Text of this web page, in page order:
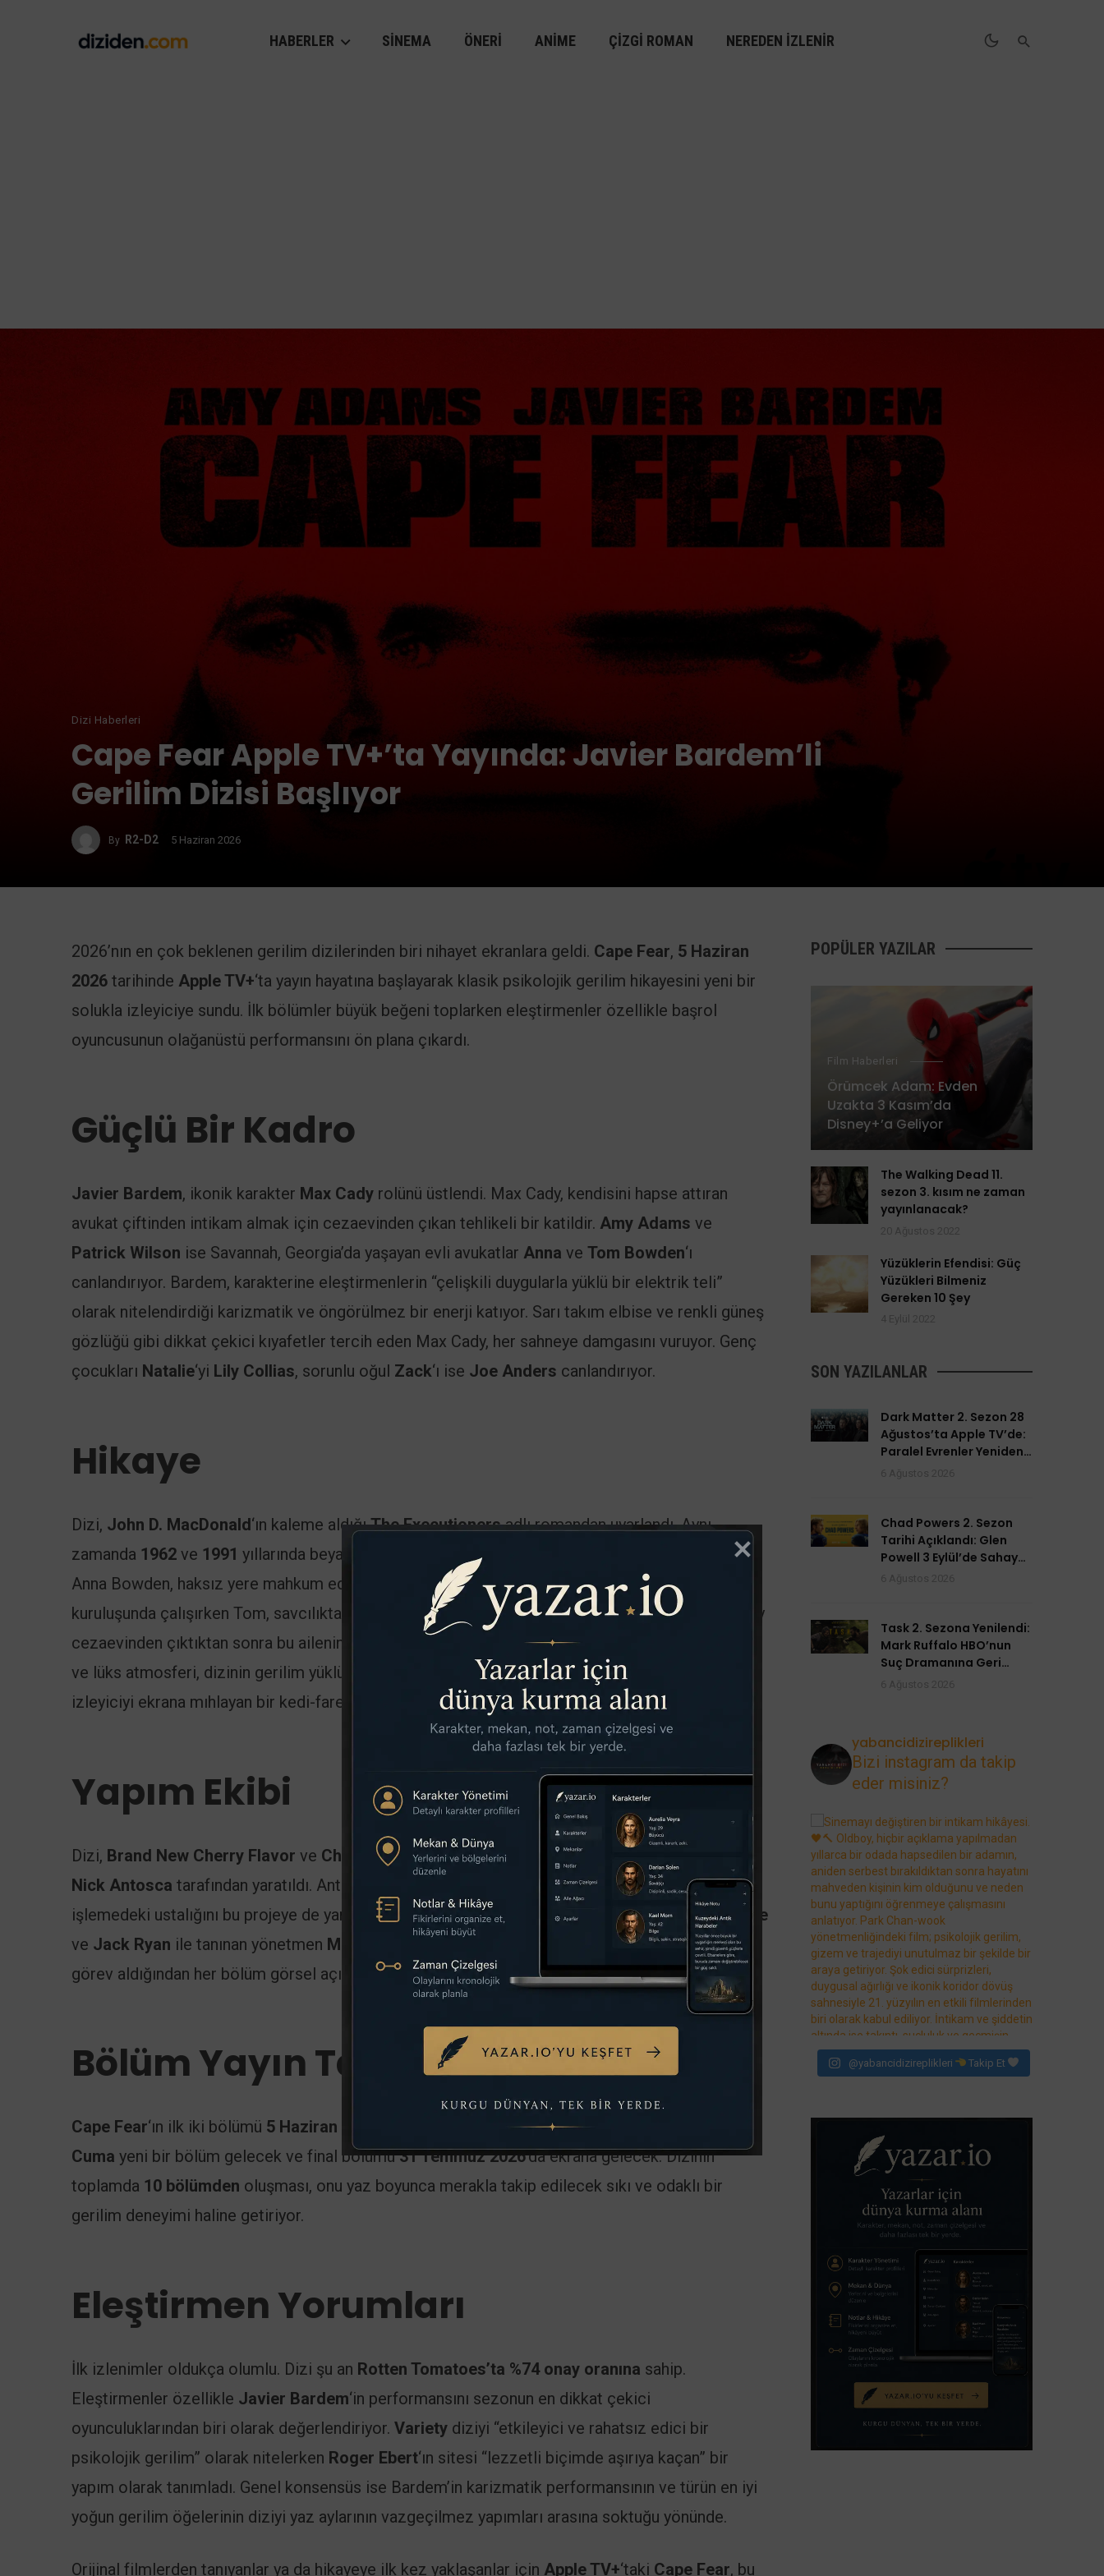
HABERLER SINEMA ÖNERI ANIME ÇIZGI ROMAN NEREDEN İZLENIR
Dizi Haberleri
Cape Fear Apple TV+’ta Yayında: Javier Bardem’li
Gerilim Dizisi Başlıyor
By R2-D2 5 Haziran 2026
2026’nın en çok beklenen gerilim dizilerinden biri nihayet ekranlara geldi. Cape Fear, 5 Haziran
2026 tarihinde Apple TV+‘ta yayın hayatına başlayarak klasik psikolojik gerilim hikayesini yeni bir
solukla izleyiciye sundu. İlk bölümler büyük beğeni toplarken eleştirmenler özellikle başrol
oyuncusunun olağanüstü performansını ön plana çıkardı.
Güçlü Bir Kadro
Javier Bardem, ikonik karakter Max Cady rolünü üstlendi. Max Cady, kendisini hapse attıran
avukat çiftinden intikam almak için cezaevinden çıkan tehlikeli bir katildir. Amy Adams ve
Patrick Wilson ise Savannah, Georgia’da yaşayan evli avukatlar Anna ve Tom Bowden‘ı
canlandırıyor. Bardem, karakterine eleştirmenlerin “çelişkili duygularla yüklü bir elektrik teli”
olarak nitelendirdiği karizmatik ve öngörülmez bir enerji katıyor. Sarı takım elbise ve renkli güneş
gözlüğü gibi dikkat çekici kıyafetler tercih eden Max Cady, her sahneye damgasını vuruyor. Genç
çocukları Natalie‘yi Lily Collias, sorunlu oğul Zack‘ı ise Joe Anders canlandırıyor.
Hikaye
Dizi, John D. MacDonald‘ın kaleme aldığıThe Executionersadlı romandan uyarlandı. Aynı
zamanda 1962 ve 1991 yıllarında beyaz perdeye taşınan film versiyonlarından da ilham alıyor.
Anna Bowden, haksız yere mahkum edilen suçluların cezasını indirmeye çalışan bir sivil toplum
kuruluşunda çalışırken Tom, savcılıktan ayrılıp prestijli bir avukatlık bürosuna geçmiştir. Max Cady
cezaevinden çıktıktan sonra bu ailenin hayatına yavaş yavaş sızmaya başlar. Savannah’ın bunaltıcı
ve lüks atmosferi, dizinin gerilim yüklü havasını pekiştiriyor. Her bölümde tehdit giderek büyür ve
izleyiciyi ekrana mıhlayan bir kedi-fare oyununa dönüşür.
Yapım Ekibi
Dizi, Brand New Cherry Flavor ve Channel Zerogibi karanlık projelerle tanınan yapımcı-senarist
Nick Antosca tarafından yaratıldı. Antosca, psikolojik gerilimi ve karakter derinliğini bir arada
işlemedeki ustalığını bu projeye de yansıttı. Pilot bölümün yönetmenliğini iseThe Imitation Game
ve Jack Ryan ile tanınan yönetmen Morten Tyldum
üstlendi. Sezon boyunca farklı yönetmenler
görev aldığından her bölüm görsel açıdan özgün bir deneyim sunuyor.
Bölüm Yayın Takvimi
Cape Fear‘ın ilk iki bölümü 5 Haziran 2026
‘da eş zamanlı olarak yayınlandı. Bundan sonra her
Cuma yeni bir bölüm gelecek ve final bölümü31 Temmuz 2026‘da ekrana gelecek. Dizinin
toplamda 10 bölümden oluşması, onu yaz boyunca merakla takip edilecek sıkı ve odaklı bir
gerilim deneyimi haline getiriyor.
Eleştirmen Yorumları
İlk izlenimler oldukça olumlu. Dizi şu an Rotten Tomatoes’ta %74 onay oranına sahip.
Eleştirmenler özellikle Javier Bardem‘in performansını sezonun en dikkat çekici
oyunculuklarından biri olarak değerlendiriyor. Variety diziyi “etkileyici ve rahatsız edici bir
psikolojik gerilim” olarak nitelerken Roger Ebert‘ın sitesi “lezzetli biçimde aşırıya kaçan” bir
yapım olarak tanımladı. Genel konsensüs ise Bardem’in karizmatik performansının ve türün en iyi
yoğun gerilim öğelerinin diziyi yaz aylarının vazgeçilmez yapımları arasına soktuğu yönünde.
Orijinal filmlerden tanıyanlar ya da hikayeye ilk kez yaklaşanlar için Apple TV+‘taki Cape Fear, bu
POPÜLER YAZILAR
Film Haberleri
Örümcek Adam: Evden
Uzakta 3 Kasım’da
Disney+’a Geliyor
The Walking Dead 11.
sezon 3. kısım ne zaman
yayınlanacak?
Yüzüklerin Efendisi: Güç
Yüzükleri Bilmeniz
Gereken 10 Şey
SON YAZILANLAR
Dark Matter 2. Sezon 28
Ağustos’ta Apple TV’de:
Paralel Evrenler Yeniden
Chad Powers 2. Sezon
Tarihi Açıklandı: Glen
Powell 3 Eylül’de Sahaya
Task 2. Sezona Yenilendi:
Mark Ruffalo HBO’nun
Suç Dramanına Geri
yabancidizireplikleri
Bizi instagram da takip
eder misiniz?
@yabancidizireplikleri Takip Et